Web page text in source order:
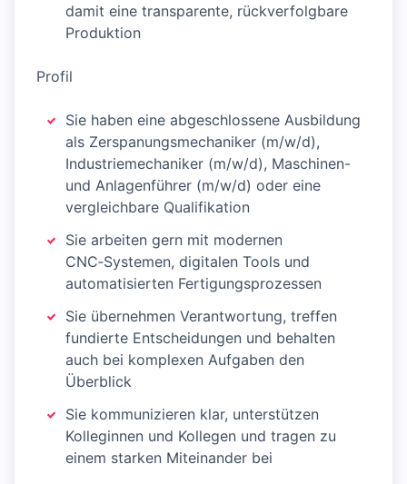
damit eine transparente, rückverfolgbare
Produktion
Profil
Sie haben eine abgeschlossene Ausbildung
als Zerspanungsmechaniker (m/w/d),
Industriemechaniker (m/w/d), Maschinen-
und Anlagenführer (m/w/d) oder eine
vergleichbare Qualifikation
Sie arbeiten gern mit modernen
CNC‑Systemen, digitalen Tools und
automatisierten Fertigungsprozessen
Sie übernehmen Verantwortung, treffen
fundierte Entscheidungen und behalten
auch bei komplexen Aufgaben den
Überblick
Sie kommunizieren klar, unterstützen
Kolleginnen und Kollegen und tragen zu
einem starken Miteinander bei